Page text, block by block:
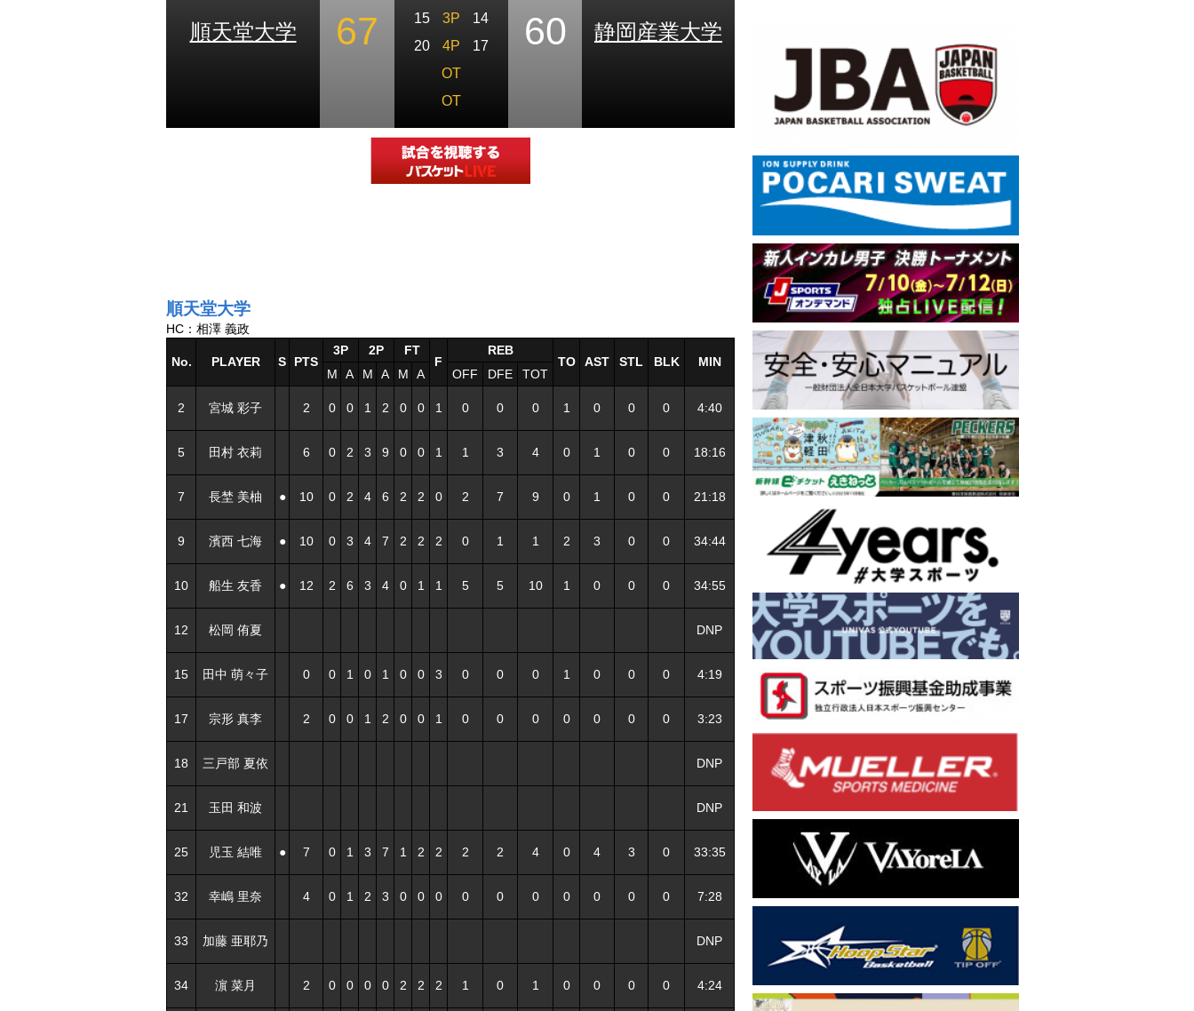
順天堂大学 67
15
3P
14
20
4P
17
OT
OT
60 静岡産業大学
順天堂大学
HC：相澤 義政
No. PLAYER S PTS
3P 2P
FT
F
REB
TO
AST STL BLK
MIN
M
A M A M A OFF DFE TOT
2 宮城 彩子 2 0 0 1 2 0 0 1 0 0 0 1 0 0 0 4:40
5 田村 衣莉 6 0 2 3 9 0 0 1 1 3 4 0 1 0 0 18:16
7 長埜 美柚 ● 10 0 2 4 6 2 2 0 2 7 9 0 1 0 0 21:18
9 濱西 七海 ● 10 0 3 4 7 2 2 2 0 1 1 2 3 0 0 34:44
10 船生 友香 ● 12 2 6 3 4 0 1 1 5 5 10 1 0 0 0 34:55
12 松岡 侑夏 DNP
15 田中 萌々子 0 0 1 0 1 0 0 3 0 0 0 1 0 0 0 4:19
17 宗形 真李 2 0 0 1 2 0 0 1 0 0 0 0 0 0 0 3:23
18 三戸部 夏依 DNP
21 玉田 和波 DNP
25 児玉 結唯 ● 7 0 1 3 7 1 2 2 2 2 4 0 4 3 0 33:35
32 幸嶋 里奈 4 0 1 2 3 0 0 0 0 0 0 0 0 0 0 7:28
33 加藤 亜耶乃 DNP
34 濵 菜月 2 0 0 0 0 2 2 2 1 0 1 0 0 0 0 4:24